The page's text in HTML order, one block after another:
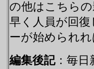
の他はこちら
早く人員が回
ーが始められ
編集後記：毎日